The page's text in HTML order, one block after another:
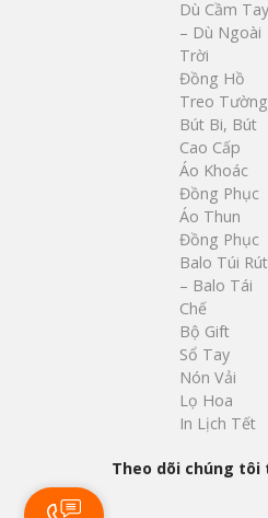
Dù Cầm Tay
– Dù Ngoài
Trời
Đồng Hồ
Treo Tường
Bút Bi, Bút
Cao Cấp
Áo Khoác
Đồng Phục
Áo Thun
Đồng Phục
Balo Túi Rút
– Balo Tái
Chế
Bộ Gift
Sổ Tay
Nón Vải
Lọ Hoa
In Lịch Tết
Theo dõi chúng tôi